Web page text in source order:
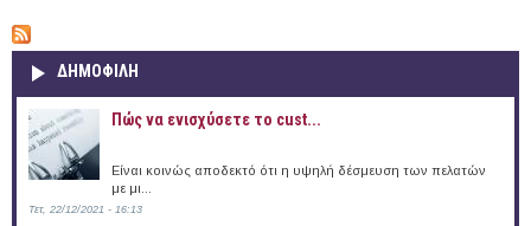
ΔΗΜΟΦΙΛΗ
Πώς να ενισχύσετε το cust...
Είναι κοινώς αποδεκτό ότι η υψηλή δέσμευση των πελατών
με μι...
Τετ, 22/12/2021 - 16:13